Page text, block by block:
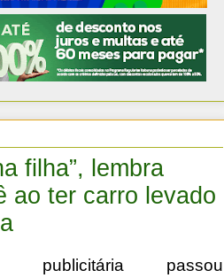
filha”, lembra
ao ter carro levado
publicitária passou